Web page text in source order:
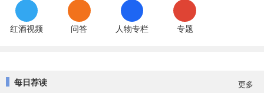
红酒视频 问答 人物专栏 专题
每日荐读 更多